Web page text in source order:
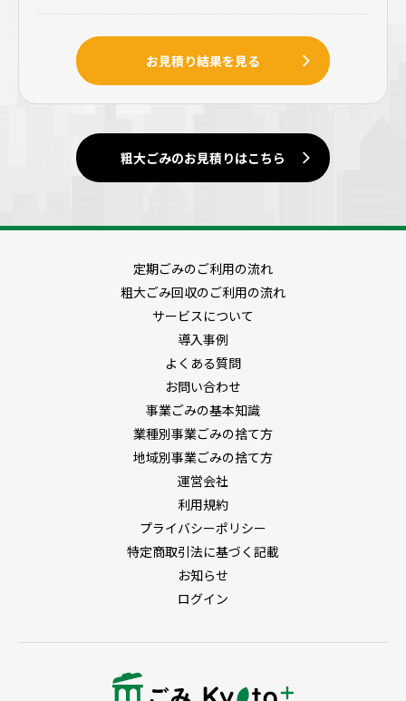
お見積り結果を見る
粗大ごみのお見積りはこちら
定期ごみのご利用の流れ
粗大ごみ回収のご利用の流れ
サービスについて
導入事例
よくある質問
お問い合わせ
事業ごみの基本知識
業種別事業ごみの捨て方
地域別事業ごみの捨て方
運営会社
利用規約
プライバシーポリシー
特定商取引法に基づく記載
お知らせ
ログイン